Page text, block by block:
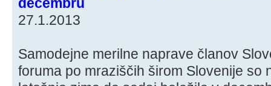
27.1.2013
Samodejne merilne naprave članov
foruma po mraziščih širom Slovenije so